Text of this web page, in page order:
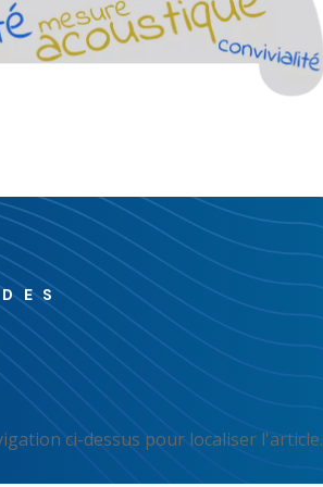
ci-dessus pour localiser l'article.